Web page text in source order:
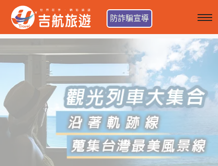
防詐騙宣導